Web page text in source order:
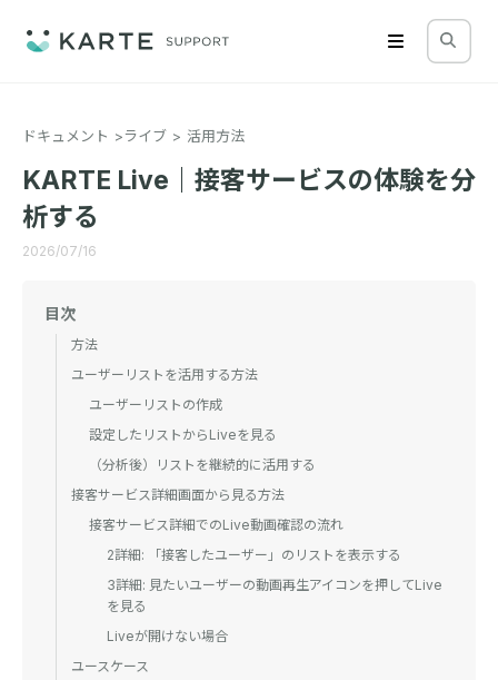
ドキュメント ライブ 活用方法
KARTE Live｜接客サービスの体験を分
析する
2026/07/16
目次
方法
ユーザーリストを活用する方法
ユーザーリストの作成
設定したリストからLiveを見る
（分析後）リストを継続的に活用する
接客サービス詳細画面から見る方法
接客サービス詳細でのLive動画確認の流れ
2詳細: 「接客したユーザー」のリストを表示する
3詳細: 見たいユーザーの動画再生アイコンを押してLive
を見る
Liveが開けない場合
ユースケース